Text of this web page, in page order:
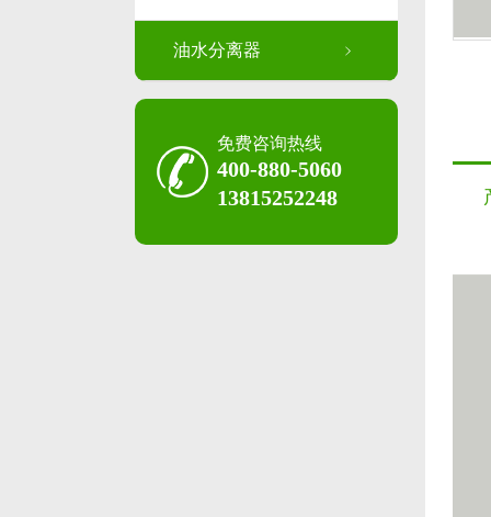
油水分离器
免费咨询热线
400-880-5060
13815252248